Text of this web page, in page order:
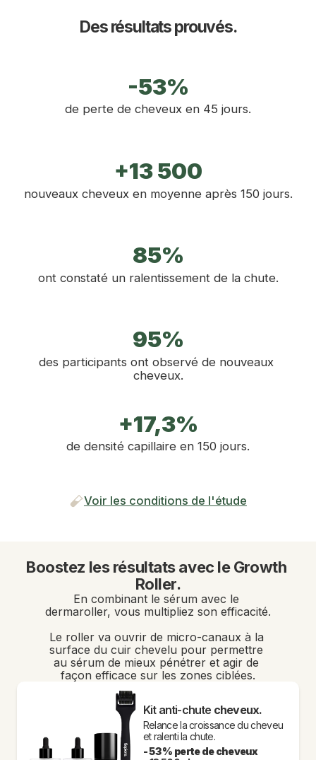
+17,3%
-53%
85%
95%
+13 500
de densité capillaire en 150 jours.
des participants ont observé de nouveaux
cheveux.
ont constaté un ralentissement de la chute.
de perte de cheveux en 45 jours.
nouveaux cheveux en moyenne après 150 jours.
Voir les conditions de l'étude
Des résultats prouvés.
Boostez les résultats avec le Growth
Roller.
En combinant le sérum avec le
Le roller va ouvrir de micro-canaux à la
surface du cuir chevelu pour permettre
au sérum de mieux pénétrer et agir de
façon efficace sur les zones ciblées.
Kit anti-chute cheveux.
Relance la croissance du cheveu
et ralenti la chute.
- 53 % perte de cheveux